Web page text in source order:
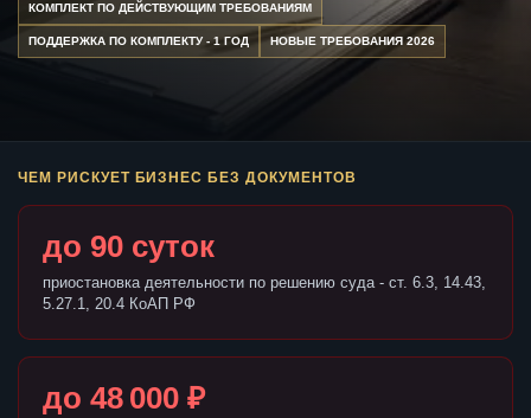
КОМПЛЕКТ ПО ДЕЙСТВУЮЩИМ ТРЕБОВАНИЯМ
ПОДДЕРЖКА ПО КОМПЛЕКТУ - 1 ГОД НОВЫЕ ТРЕБОВАНИЯ 2026
ЧЕМ РИСКУЕТ БИЗНЕС БЕЗ ДОКУМЕНТОВ
до 90 суток
приостановка деятельности по решению суда - ст. 6.3, 14.43,
5.27.1, 20.4 КоАП РФ
до 48 000 ₽